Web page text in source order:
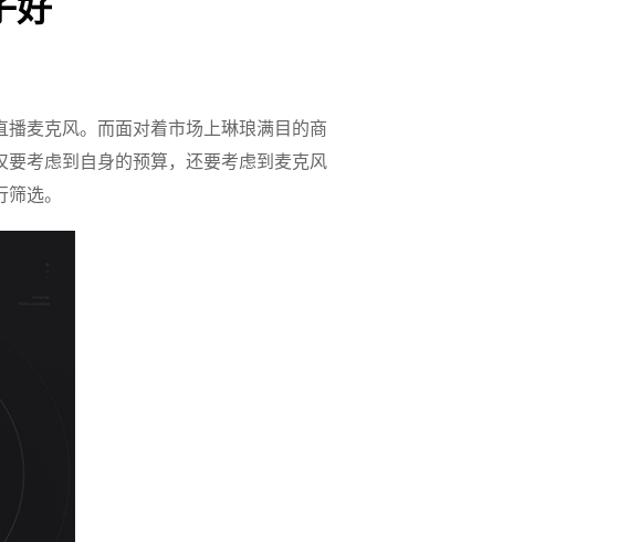
好
麦克风。而面对着市场上琳琅满目的商
考虑到自身的预算，还要考虑到麦克风
选。